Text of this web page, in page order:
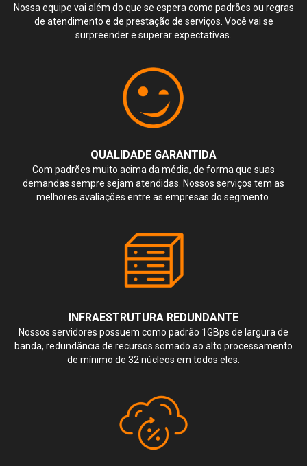
Nossa equipe vai além do que se espera como padrões ou regras
de atendimento e de prestação de serviços. Você vai se
surpreender e superar expectativas.
QUALIDADE GARANTIDA
Com padrões muito acima da média, de forma que suas
demandas sempre sejam atendidas. Nossos serviços tem as
melhores avaliações entre as empresas do segmento.
INFRAESTRUTURA REDUNDANTE
Nossos servidores possuem como padrão 1GBps de largura de
banda, redundância de recursos somado ao alto processamento
de mínimo de 32 núcleos em todos eles.